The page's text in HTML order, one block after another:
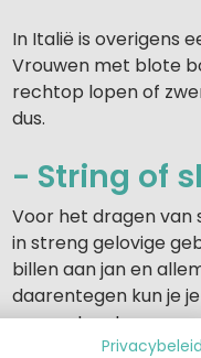
In Italië is overigens
Vrouwen met blote
rechtop lopen of
dus.
- String of
Voor het dragen van
in streng gelovige
billen aan jan en
daarentegen kun je
eraan stoort.
Privacybeleid